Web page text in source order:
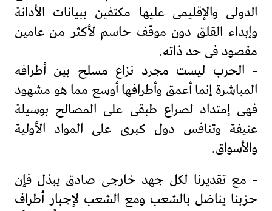
الدولى والإقليمى عليها مكتفين ببيانات الأدانة
وإبداء القلق دون موقف حاسم لأكثر من عامين
مقصود فى حد ذاته.
– الحرب ليست مجرد نزاع مسلح بين أطرافه
المباشرة إنما أعمق وأطرافها أوسع مما هو مشهود
فهى إمتداد لصراع طبقى على المصالح بوسيلة
عنيفة وتنافس دول كبرى على المواد الأولية
والأسواق.
– مع تقديرنا لكل جهد خارجى صادق يبذل فإن
حزبنا يناضل بالشعب ومع الشعب لإجبار أطراف